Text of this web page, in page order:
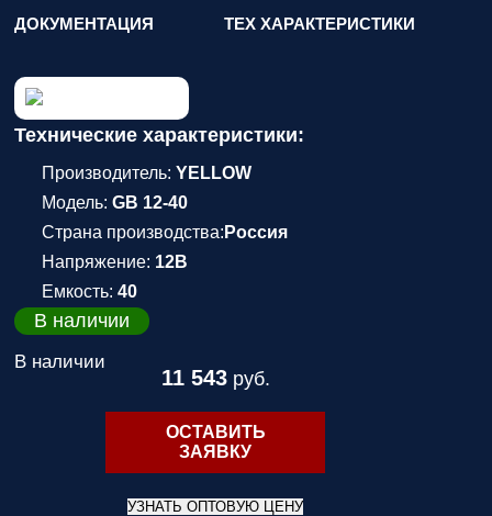
ДОКУМЕНТАЦИЯ ТЕХ ХАРАКТЕРИСТИКИ
Технические характеристики:
Производитель: YELLOW
Модель: GB 12-40
Страна производства: Россия
Напряжение: 12В
Емкость: 40
В наличии
В наличии
11 543руб.
ОСТАВИТЬ
ЗАЯВКУ
УЗНАТЬ ОПТОВУЮ ЦЕНУ